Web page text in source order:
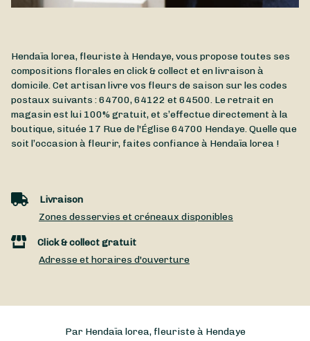
Hendaïa lorea, fleuriste à Hendaye, vous propose toutes ses
compositions florales en click & collect et en livraison à
domicile. Cet artisan livre vos fleurs de saison sur les codes
postaux suivants : 64700, 64122 et 64500. Le retrait en
magasin est lui 100% gratuit, et s’effectue directement à la
boutique, située 17 Rue de l'Église64700 Hendaye. Quelle que
soit l’occasion à fleurir, faites confiance à Hendaïa lorea !
Livraison
Zones desservies et créneaux disponibles
Click & collect gratuit
Adresse et horaires d'ouverture
Par Hendaïa lorea, fleuriste à Hendaye